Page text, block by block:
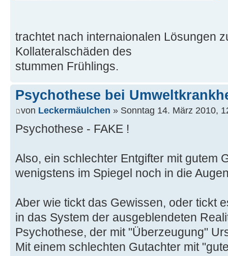
trachtet nach internaionalen Lösungen
Kollateralschäden des
stummen Frühlings.
Psychothese bei
von Leckermäulchen » Sonntag 14. März 2010,
Psychothese - FAKE !
Also, ein schlechter Entgifter mit gutem
wenigstens im Spiegel noch in die
Aber wie tickt das Gewissen, oder tickt
in das System der ausgeblendeten
Psychothese, der mit "Überzeugung"
Mit einem schlechten Gutachter mit